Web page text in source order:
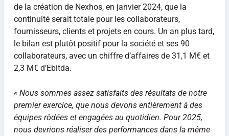
de la création de Nexhos, en janvier 2024, que la
continuité serait totale pour les collaborateurs,
fournisseurs, clients et projets en cours. Un an plus tard,
le bilan est plutôt positif pour la société et ses 90
collaborateurs, avec un chiffre d’affaires de 31,1 M€ et
2,3 M€ d’Ebitda.
« Nous sommes assez satisfaits des résultats de notre
premier exercice, que nous devons entièrement à des
équipes rôdées et engagées au quotidien. Pour 2025,
nous devrions réaliser des performances dans la même